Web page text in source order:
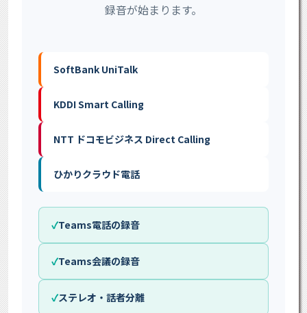
録音が始まります。
SoftBank UniTalk
KDDI Smart Calling
NTT ドコモビジネス Direct Calling
ひかりクラウド電話
Teams電話の録音
Teams会議の録音
ステレオ・話者分離